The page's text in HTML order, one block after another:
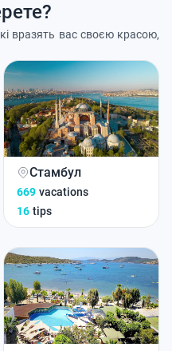
вразять вас своєю красою,
Стамбул
669 vacations
16 tips